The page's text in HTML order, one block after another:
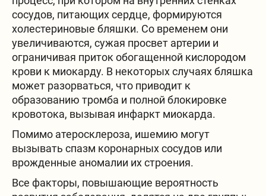
Поиск на сайте
Все контакты
сосудов, питающих сердце, формируются
холестериновые бляшки. Со временем они
увеличиваются, сужая просвет артерии и
ограничивая приток обогащенной кислородом
крови к миокарду. В некоторых случаях бляшка
может разорваться, что приводит к
образованию тромба и полной блокировке
кровотока, вызывая инфаркт миокарда.
Помимо атеросклероза, ишемию могут
вызывать спазм коронарных сосудов или
врожденные аномалии их строения.
Все факторы, повышающие вероятность